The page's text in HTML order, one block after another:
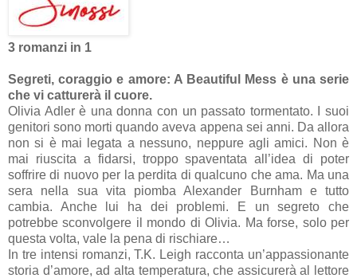
3 romanzi in 1
Segreti, coraggio e amore: A Beautiful Mess è una serie
che vi catturerà il cuore.
Olivia Adler è una donna con un passato tormentato. I suoi
genitori sono morti quando aveva appena sei anni. Da allora
non si è mai legata a nessuno, neppure agli amici. Non è
mai riuscita a fidarsi, troppo spaventata all’idea di poter
soffrire di nuovo per la perdita di qualcuno che ama. Ma una
sera nella sua vita piomba Alexander Burnham e tutto
cambia. Anche lui ha dei problemi. E un segreto che
potrebbe sconvolgere il mondo di Olivia. Ma forse, solo per
questa volta, vale la pena di rischiare…
In tre intensi romanzi, T.K. Leigh racconta un’appassionante
storia d’amore, ad alta temperatura, che assicurerà al lettore